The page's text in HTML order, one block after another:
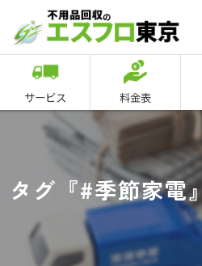
サービス 料金表
タグ『#季節家電